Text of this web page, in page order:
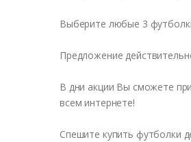
Выберите любые 3
Предложение
В дни акции Вы сможете
всем интернете!
Спешите купить футболки